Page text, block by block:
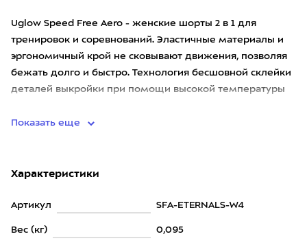
Uglow Speed Free Aero - женские шорты 2 в 1 для
тренировок и соревнований. Эластичные материалы и
эргономичный крой не сковывают движения, позволяя
бежать долго и быстро. Технология бесшовной склейки
деталей выкройки при помощи высокой температуры
Показать еще
Характеристики
Артикул SFA-ETERNALS-W4
Вес (кг) 0,095